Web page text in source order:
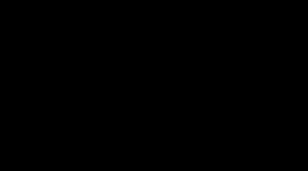
SLS'94